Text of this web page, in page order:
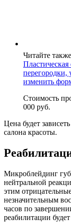
Читайте
перегородки,
изменить
Стоимость
000 руб.
Цена будет
салона красоты.
Микроблейдинг губ
нейтральной
этим
незначительным
часов по
реабилитации